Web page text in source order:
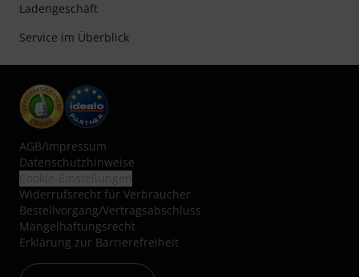
Ladengeschäft
Service im Überblick
AGB/Impressum
Datenschutzhinweise
Widerrufsrecht für Verbraucher
Bestellvorgang/Vertragsabschluss
Mängelhaftungsrecht
Erklärung zur Barrierefreiheit